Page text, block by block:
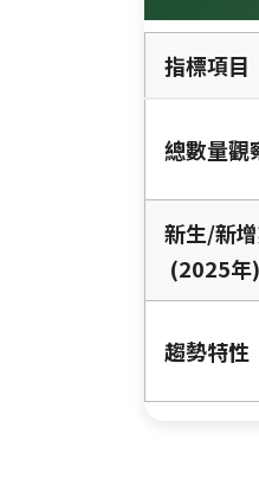
指標項目
總數量觀
新生/新
(2025年)
趨勢特性